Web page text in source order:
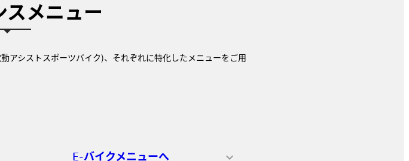
スメニュー
アシストスポーツバイク)、それぞれに特化したメニューをご用
E-バイクメニューへ